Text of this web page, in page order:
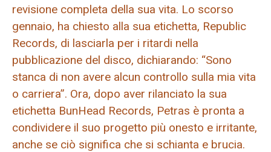
revisione completa della sua vita. Lo scorso
gennaio, ha chiesto alla sua etichetta, Republic
Records, di lasciarla per i ritardi nella
pubblicazione del disco, dichiarando: “Sono
stanca di non avere alcun controllo sulla mia vita
o carriera”. Ora, dopo aver rilanciato la sua
etichetta BunHead Records, Petras è pronta a
condividere il suo progetto più onesto e irritante,
anche se ciò significa che si schianta e brucia.